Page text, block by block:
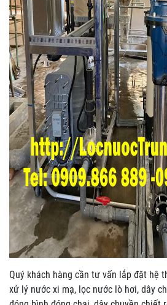
Quý khách hàng cần tư vấn lắp đặt hệ
xử lý nước xi mạ, lọc nước lò hơi, dây